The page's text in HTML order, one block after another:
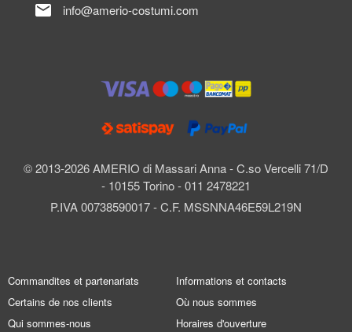
© 2013-2026 AMERIO di Massari Anna - C.so Vercelli 71/D
- 10155 Torino - 011 2478221
P.IVA 00738590017 - C.F. MSSNNA46E59L219N
mail info@amerio-costumi.com
Commandites et partenariats
Certains de nos clients
Qui sommes-nous
Informations et contacts
Où nous sommes
Horaires d'ouverture